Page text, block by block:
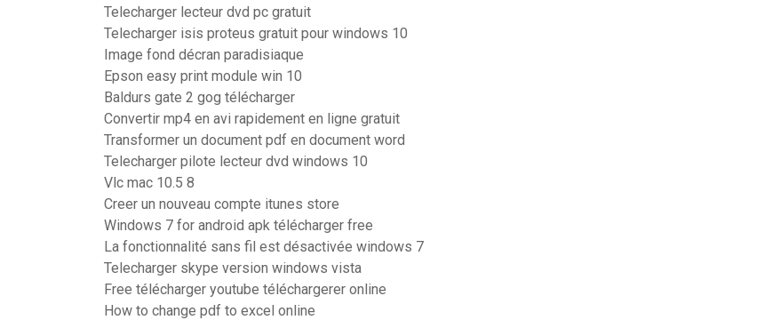
Telecharger lecteur dvd pc gratuit
Telecharger isis proteus gratuit pour windows 10
Image fond décran paradisiaque
Epson easy print module win 10
Baldurs gate 2 gog télécharger
Convertir mp4 en avi rapidement en ligne gratuit
Transformer un document pdf en document word
Telecharger pilote lecteur dvd windows 10
Vlc mac 10.5 8
Creer un nouveau compte itunes store
Windows 7 for android apk télécharger free
La fonctionnalité sans fil est désactivée windows 7
Telecharger skype version windows vista
Free télécharger youtube téléchargerer online
How to change pdf to excel online